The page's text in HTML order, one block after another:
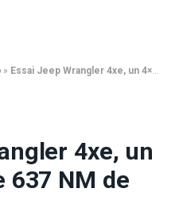
» Essai Jeep Wrangler 4xe, un 4×4 Hybride de 637 NM de couple (vidéo)
4xe, un
637 NM de